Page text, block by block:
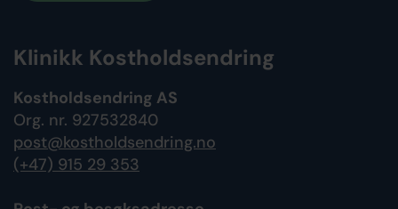
Klinikk Kostholdsendring
Kostholdsendring AS
Org. nr. 927532840
post@kostholdsendring.no
(+47) 915 29 353